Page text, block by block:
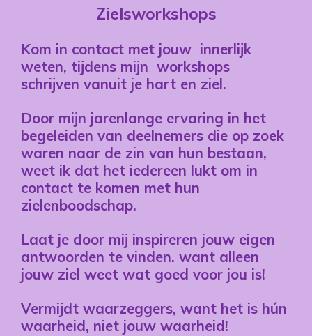
Zielsworkshops
Kom in contact met jouw innerlijk
weten, tijdens mijn workshops
schrijven vanuit je hart en ziel.
Door mijn jarenlange ervaring in het
begeleiden van deelnemers die op zoek
waren naar de zin van hun bestaan,
weet ik dat het iedereen lukt om in
contact te komen met hun
zielenboodschap.
Laat je door mij inspireren jouw eigen
antwoorden te vinden. want alleen
jouw ziel weet wat goed voor jou is!
Vermijdt waarzeggers, want het is hún
waarheid, niet jouw waarheid!